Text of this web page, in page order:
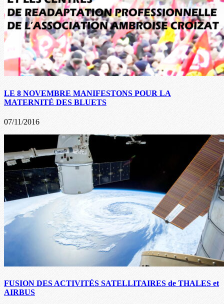
LE 8 NOVEMBRE MANIFESTONS POUR LA
MATERNITÉ DES BLUETS
07/11/2016
FUSION DES ACTIVITÉS SATELLITAIRES de THALES et
AIRBUS